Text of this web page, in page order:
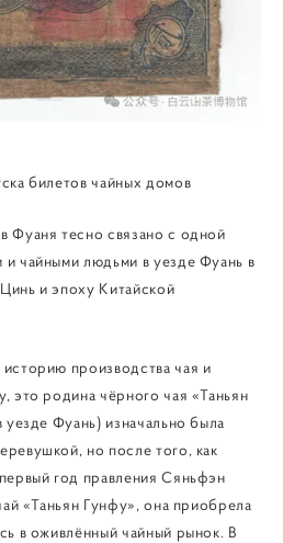
билетов чайных домов
Фуаня тесно связано с одной
чайными людьми в уезде Фуань в
и эпоху Китайской
производства чая и
это родина чёрного чая «Таньян
Фуань) изначально была
но после того, как
год правления Сяньфэн
«Таньян Гунфу», она приобрела
в оживлённый чайный рынок. В